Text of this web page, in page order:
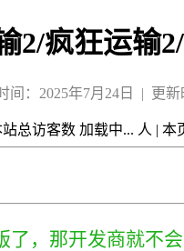
2/疯狂运输
间：2025年7月24日 | 更新
站总访客数 加载中... 人 | 本
，那开发商就不